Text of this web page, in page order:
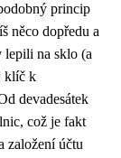
princip
něco dopředu a
lepili na sklo (a
klíč k
devadesátek
což je fakt
založení účtu